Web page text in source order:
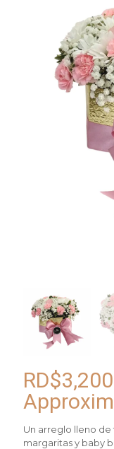
RD$3,200
Un arreglo lleno de
margaritas y baby